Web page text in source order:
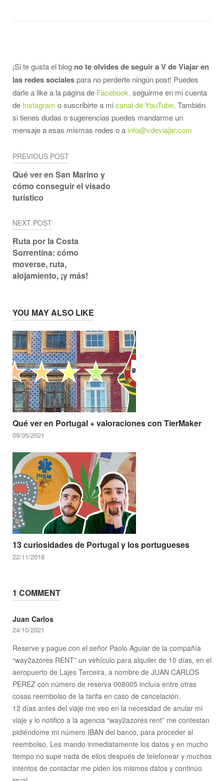
¡Si te gusta el blog no te olvides de seguir a V de Viajar en
las redes socialespara no perderte ningún post! Puedes
darle a like a la página de Facebook, seguirme en mi cuenta
de Instagram o suscribirte a micanal de YouTube. También
si tienes dudas o sugerencias puedes mandarme un
mensaje a esas mismas redes o a info@vdeviajar.com
Navegación
de
entradas
PREVIOUS POST
Qué ver en San Marino y
cómo conseguir el visado
turístico
NEXT POST
Ruta por la Costa
Sorrentina: cómo
moverse, ruta,
alojamiento, ¡y más!
YOU MAY ALSO LIKE
Qué ver en Portugal + valoraciones con TierMaker
09/05/2021
13 curiosidades de Portugal y los portugueses
22/11/2018
1 COMMENT
Juan Carlos
24/10/2021
Reserve y pague con el señor Paolo Aguiar de la compañía
“way2azores RENT” un vehículo para alquiler de 10 días, en el
aeropuerto de Lajes Terceira, a nombre de JUAN CARLOS
PEREZ con número de reserva 008005 incluía entre otras
cosas reembolso de la tarifa en caso de cancelación.
12 días antes del viaje me veo en la necesidad de anular mi
viaje y lo notifico a la agencia “way2azores rent” me contestan
pidiéndome mi número IBAN del banco, para proceder al
reembolso. Les mando inmediatamente los datos y en mucho
tiempo no supe nada de ellos después de telefonear y muchos
intentos de contactar me piden los mismos datos y continúo